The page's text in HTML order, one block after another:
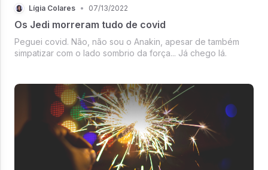
Lígia Colares • 07/13/2022
Os Jedi morreram tudo de covid
Peguei covid. Não, não sou o Anakin, apesar de também
simpatizar com o lado sombrio da força... Já chego lá.